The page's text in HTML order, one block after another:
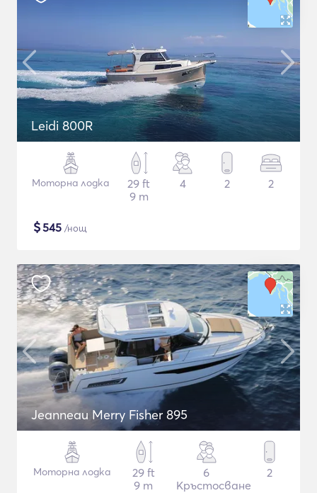
Leidi 800R
Моторна лодка
29 ft
9 m
4 2 2
$545 /нощ
Jeanneau Merry Fisher 895
Моторна лодка
29 ft
9 m
6
Кръстосване
2